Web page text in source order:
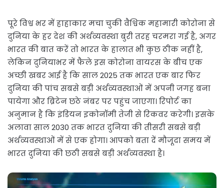
पूरे विश्व भर में हाहाकार मचा चुकी वैश्विक महामारी कोरोना से
दुनिया के हर देश की अर्थव्यवस्था बुरी तरह चरमरा गई है, अगर
भारत की बात करें तो भारत के हालात भी कुछ ठीक नहीं है,
लेकिन दुनियाभर में फैले इस कोरोना वायरस के बीच एक
अच्छी खबर आई है कि साल 2025 तक भारत एक बार फिर
दुनिया की पांच सबसे बड़ी अर्थव्यवस्थाओं में अपनी जगह बना
पायेगा और ब्रिटेन छठे नंबर पर पहुंच जाएगा। रिपोर्ट का
अनुमान है कि इंडियन इकोनॉमी तेजी से रिकवर करेगी। इसके
अलावा साल 2030 तक भारत दुनिया की तीसरी सबसे बड़ी
अर्थव्यवस्थाओं में से एक होगा। आपको बता दें मौजूदा समय में
भारत दुनिया की छठी सबसे बड़ी अर्थव्यवस्था है।